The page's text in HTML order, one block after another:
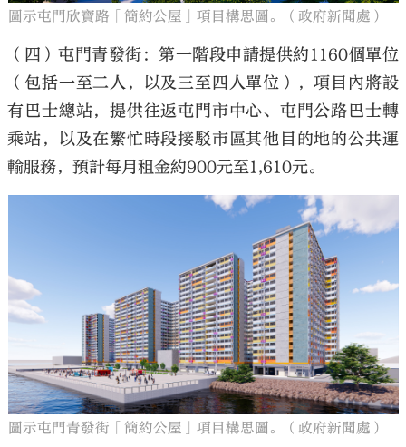
圖示屯門欣寶路「簡約公屋」項目構思圖。（政府新聞處）
（四）屯門青發街：第一階段申請提供約1160個單位
（包括一至二人，以及三至四人單位），項目內將設
有巴士總站，提供往返屯門市中心、屯門公路巴士轉
乘站，以及在繁忙時段接駁市區其他目的地的公共運
輸服務，預計每月租金約900元至1,610元。
圖示屯門青發街「簡約公屋」項目構思圖。（政府新聞處）